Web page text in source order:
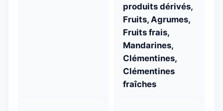
produits dérivés,
Fruits, Agrumes,
Fruits frais,
Mandarines,
Clémentines,
Clémentines
fraîches